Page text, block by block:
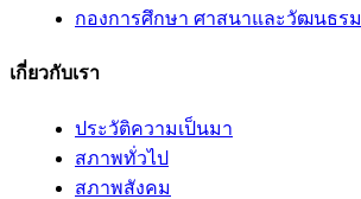
กองการศึกษา ศาสนาและวัฒนธรม
เกี่ยวกับเรา
ประวัติความเป็นมา
สภาพทั่วไป
สภาพสังคม